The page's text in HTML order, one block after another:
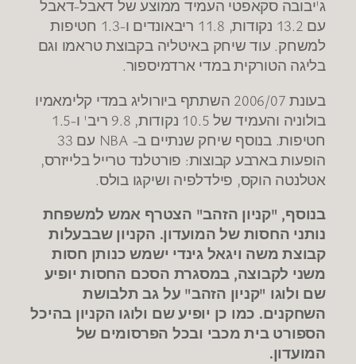
ג'יבובה סקאפטי העמיד ממוצע של דאבל-דאבל
עם 13.2 נקודות, 11.8 ריבאונדים ו-1.3 חטיפות
למשחק. עוד שיחק באיטליה בקבוצת טראמו וגם
בליגה הטורקית במדי ארדמיספור.
בעונת 2006/07 השתתף ביורוליג במדי קלימאמיו
בולוניה והעמיד של 10.5 נקודות, 9.8 ריב' ו-1.5
חטיפות. בנוסף שיחק שנתיים ב- NBA עם 33
הופעות בארבע קבוצות: פורטלנד טרייל בלייזרס,
אטלנטה הוקס, פילדלפיה ושיקגו בולס.
בנוסף, "קניון הזהב" הצטרף אמש למשפחת
נותני החסות של המועדון. הקניון שבבעלות
קבוצת משה ויגאל גינדי ישמש כנותן חסות
משני לקבוצה, במסגרת הסכם החסות יופיע
שם ולוגו "קניון הזהב" על גב תלבושת
השחקנים. כמו כן יופיע שם ולוגו הקניון בהיכל
הספורט בית מכבי ובכל הפרסומים של
המועדון.